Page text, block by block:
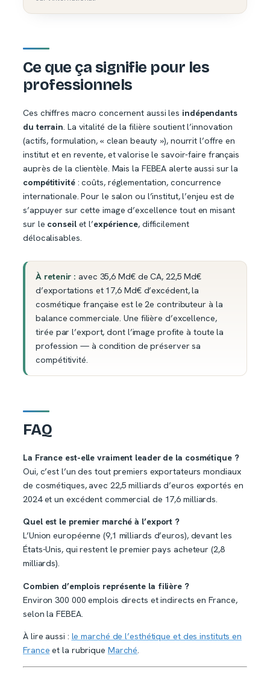
Ce que ça signifie pour les
professionnels
Ces chiffres macro concernent aussi les indépendants
du terrain. La vitalité de la filière soutient l’innovation
(actifs, formulation, « clean beauty »), nourrit l’offre en
institut et en revente, et valorise le savoir-faire français
auprès de la clientèle. Mais la FEBEA alerte aussi sur la
compétitivité: coûts, réglementation, concurrence
internationale. Pour le salon ou l’institut, l’enjeu est de
s’appuyer sur cette image d’excellence tout en misant
sur le conseilet l’expérience, difficilement
délocalisables.
À retenir : avec 35,6 Md€ de CA, 22,5 Md€
d’exportations et 17,6 Md€ d’excédent, la
cosmétique française est le 2e contributeur à la
balance commerciale. Une filière d’excellence,
tirée par l’export, dont l’image profite à toute la
profession — à condition de préserver sa
compétitivité.
FAQ
La France est-elle vraiment leader de la cosmétique ?
Oui, c’est l’un des tout premiers exportateurs mondiaux
de cosmétiques, avec 22,5 milliards d’euros exportés en
2024 et un excédent commercial de 17,6 milliards.
Quel est le premier marché à l’export ?
L’Union européenne (9,1 milliards d’euros), devant les
États-Unis, qui restent le premier pays acheteur (2,8
milliards).
Combien d’emplois représente la filière ?
Environ 300 000 emplois directs et indirects en France,
selon la FEBEA.
À lire aussi : le marché de l’esthétique et des instituts en
France et la rubrique Marché.